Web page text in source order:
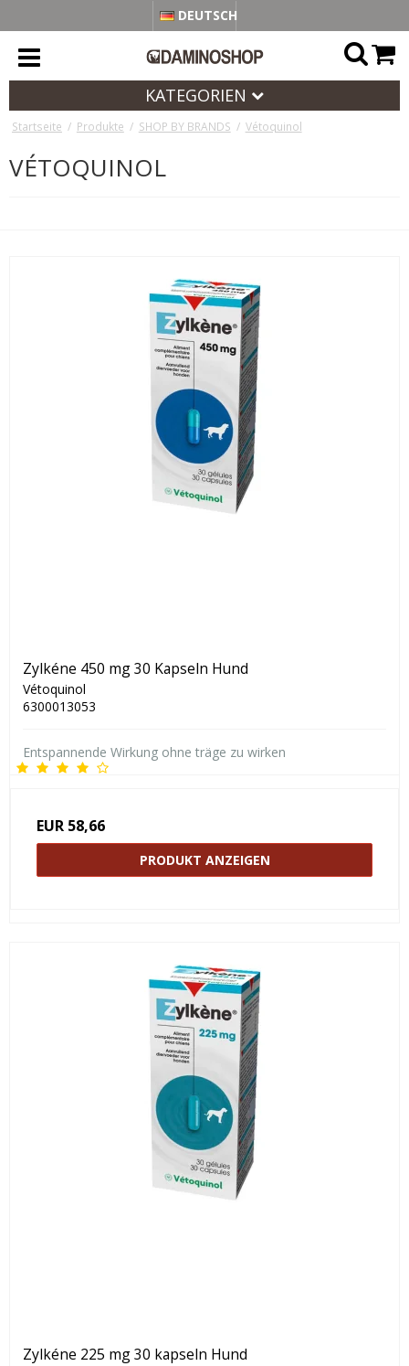
DEUTSCH
KATEGORIEN
Startseite / Produkte / SHOP BY BRANDS / Vétoquinol
VÉTOQUINOL
Zylkéne 450 mg 30 Kapseln Hund
Vétoquinol
6300013053
Entspannende Wirkung ohne träge zu wirken
EUR 58,66
PRODUKT ANZEIGEN
Zylkéne 225 mg 30 kapseln Hund